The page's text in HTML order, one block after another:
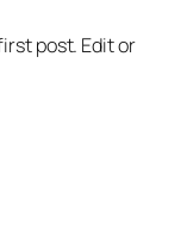
post. Edit or